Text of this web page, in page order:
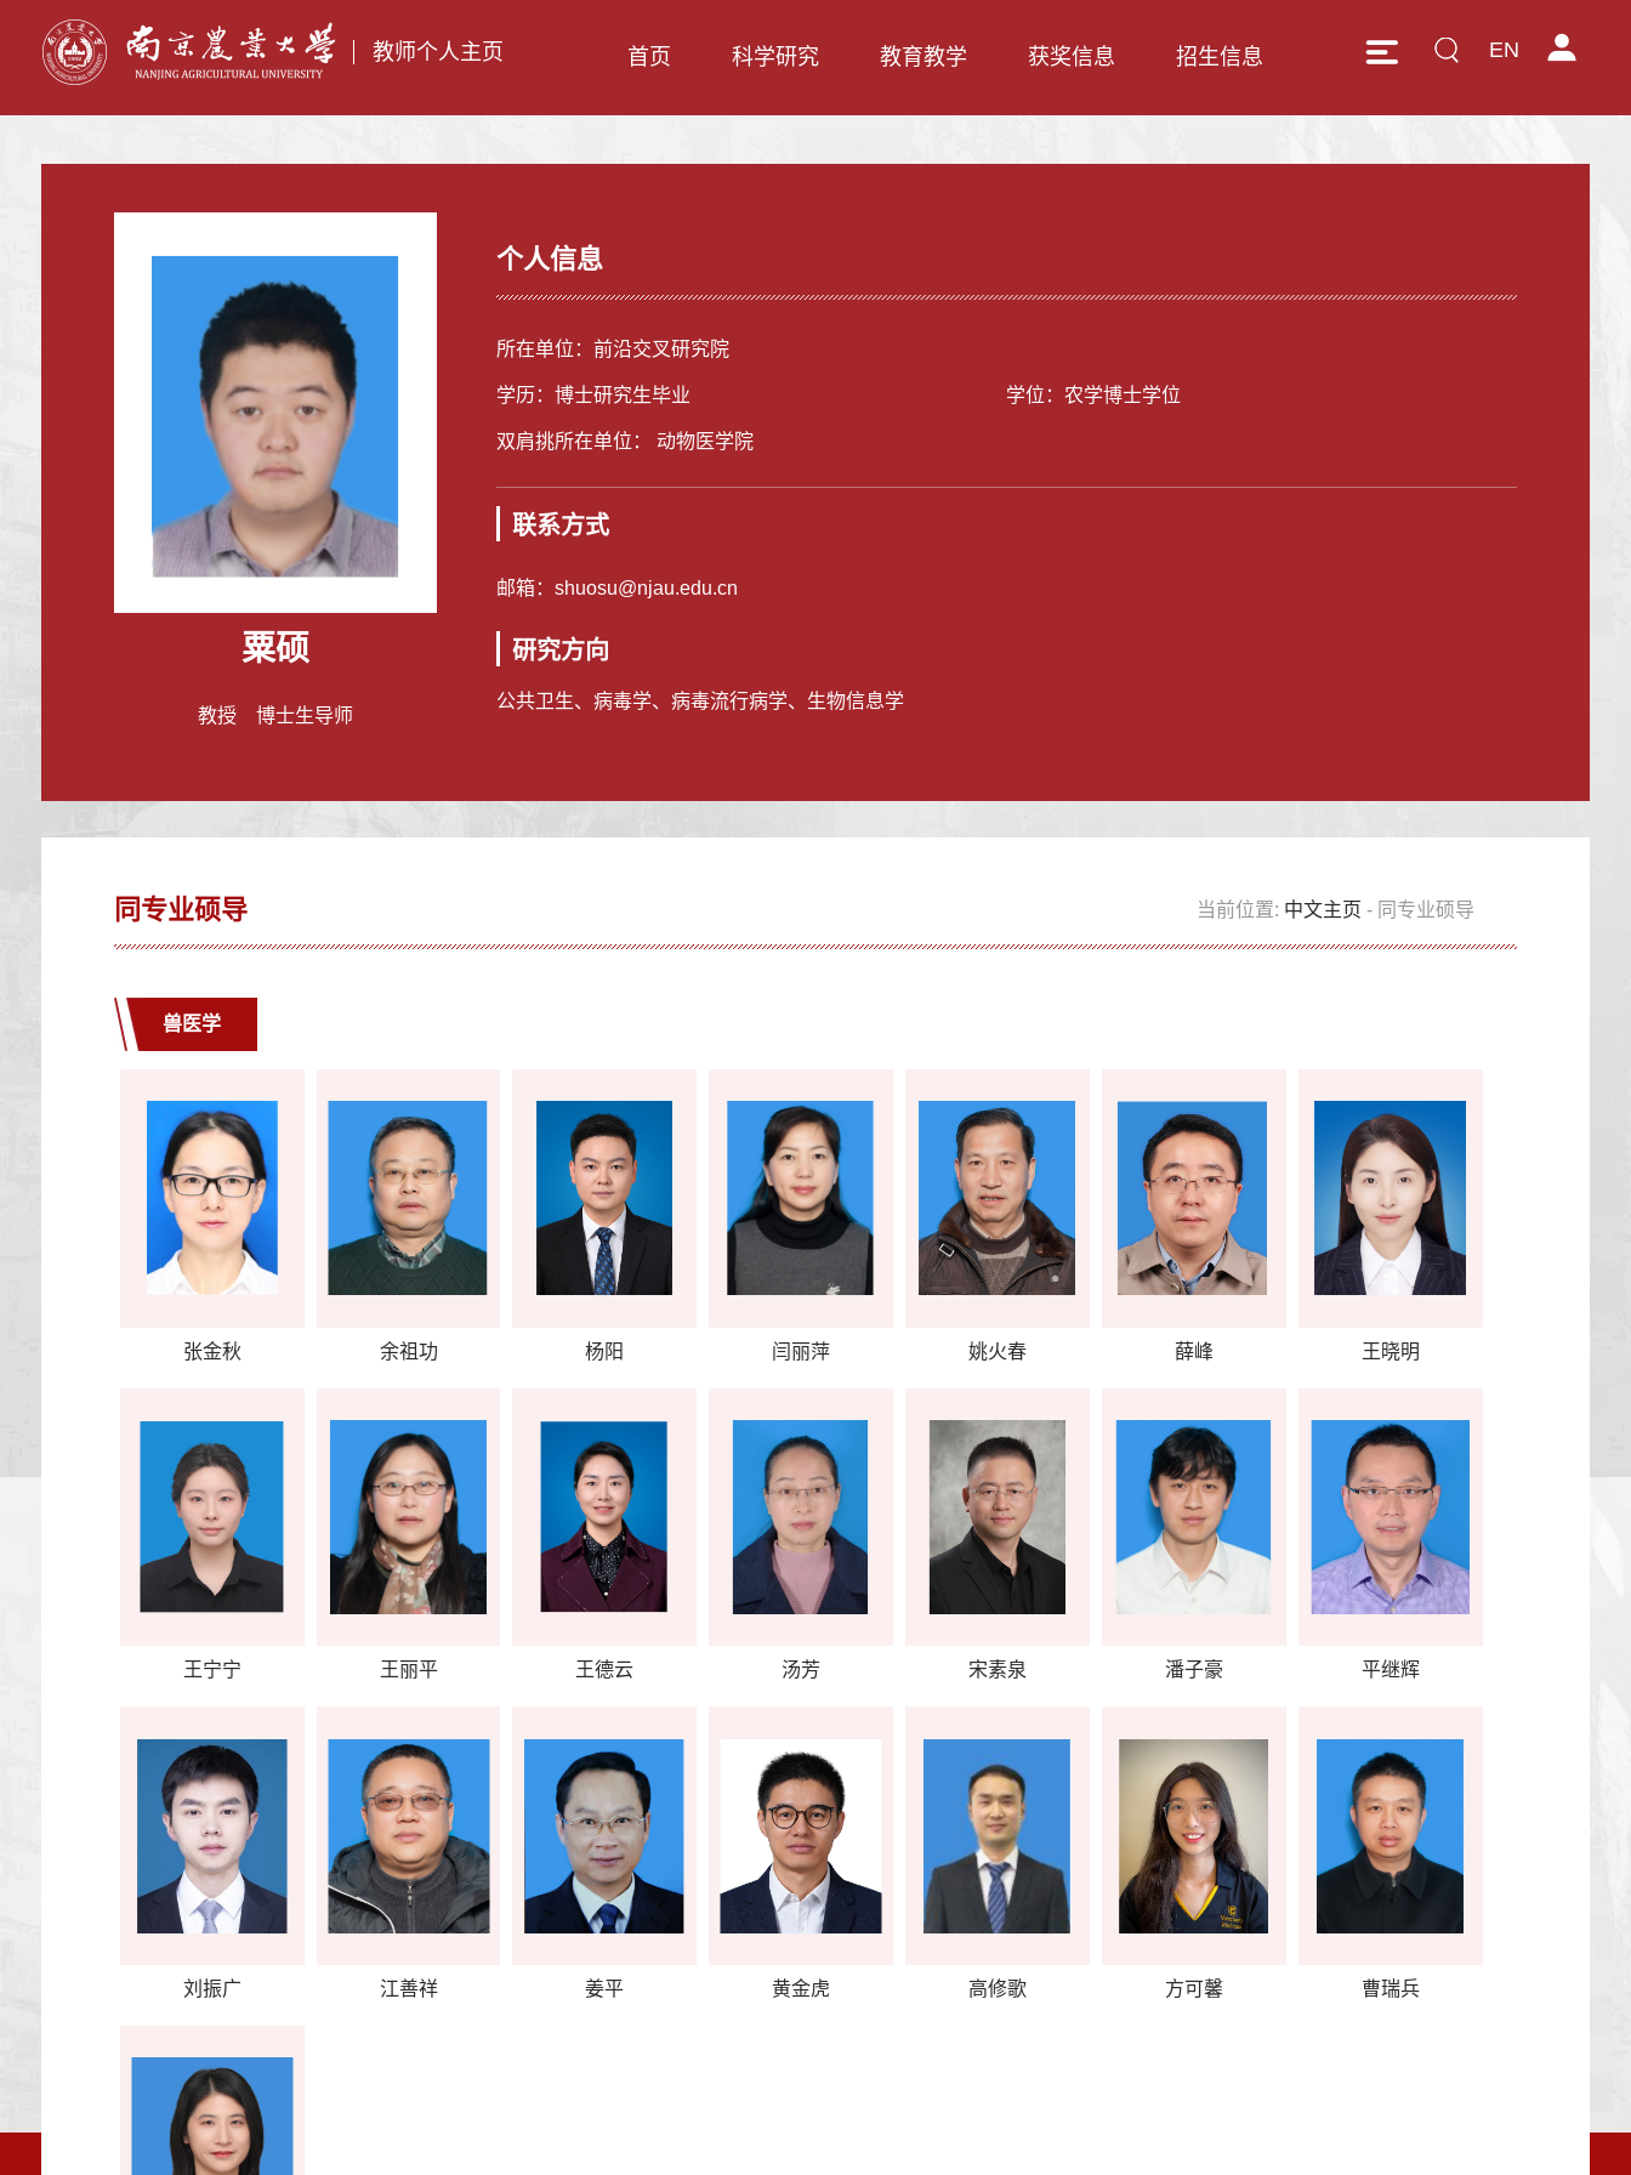
教师个人主页 EN
首页 科学研究 教育教学 获奖信息 招生信息
粟硕
教授 博士生导师
个人信息
所在单位：前沿交叉研究院
学历：博士研究生毕业 学位：农学博士学位
双肩挑所在单位： 动物医学院
联系方式
邮箱： shuosu@njau.edu.cn
研究方向
公共卫生、病毒学、病毒流行病学、生物信息学
同专业硕导 当前位置: 中文主页 - 同专业硕导
兽医学
张金秋 余祖功 杨阳 闫丽萍 姚火春 薛峰 王晓明
王宁宁 王丽平 王德云 汤芳 宋素泉 潘子豪 平继辉
刘振广 江善祥 姜平 黄金虎 高修歌 方可馨 曹瑞兵